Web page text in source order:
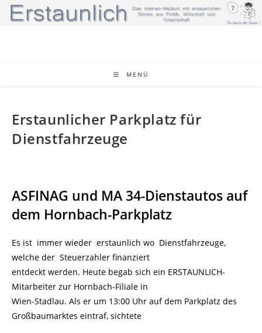
Zum
Inhalt
MENÜ
Erstaunlicher Parkplatz für
Dienstfahrzeuge
ASFINAG und MA 34-Dienstautos auf
dem Hornbach-Parkplatz
Es ist immer wieder erstaunlich wo Dienstfahrzeuge,
welche der Steuerzahler finanziert
entdeckt werden. Heute begab sich ein ERSTAUNLICH-
Mitarbeiter zur Hornbach-Filiale in
Wien-Stadlau. Als er um 13:00 Uhr auf dem Parkplatz des
Großbaumarktes eintraf, sichtete